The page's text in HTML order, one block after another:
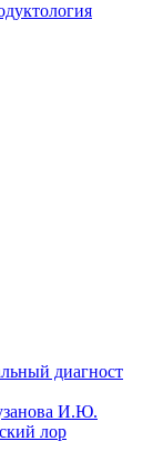
диагност
И.Ю.
лор